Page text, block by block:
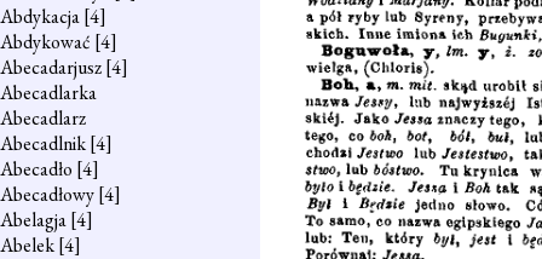
Abdykacja[4]
Abdykować [4]
Abecadarjusz[4]
Abecadlarka
Abecadlarz
Abecadlnik[4]
Abecadło [4]
Abecadłowy[4]
Abelagja[4]
Abelek[4]